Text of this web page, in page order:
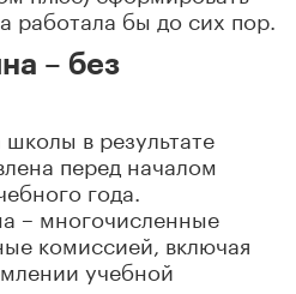
работала бы до сих пор.
– без
в результате
перед началом
года.
– многочисленные
комиссией, включая
учебной